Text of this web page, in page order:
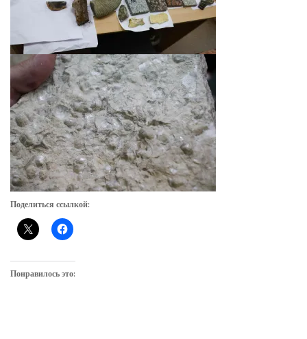
Поделиться ссылкой:
Понравилось это: